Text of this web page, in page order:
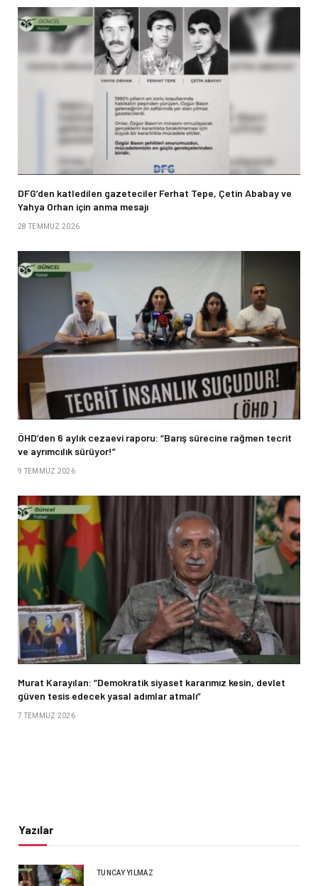
DFG’den katledilen gazeteciler Ferhat Tepe, Çetin Ababay ve
Yahya Orhan için anma mesajı
28 TEMMUZ 2026
ÖHD’den 6 aylık cezaevi raporu: “Barış sürecine rağmen tecrit
ve ayrımcılık sürüyor!”
9 TEMMUZ 2026
Murat Karayılan: “Demokratik siyaset kararımız kesin, devlet
güven tesis edecek yasal adımlar atmalı”
7 TEMMUZ 2026
Yazılar
TUNCAY YILMAZ